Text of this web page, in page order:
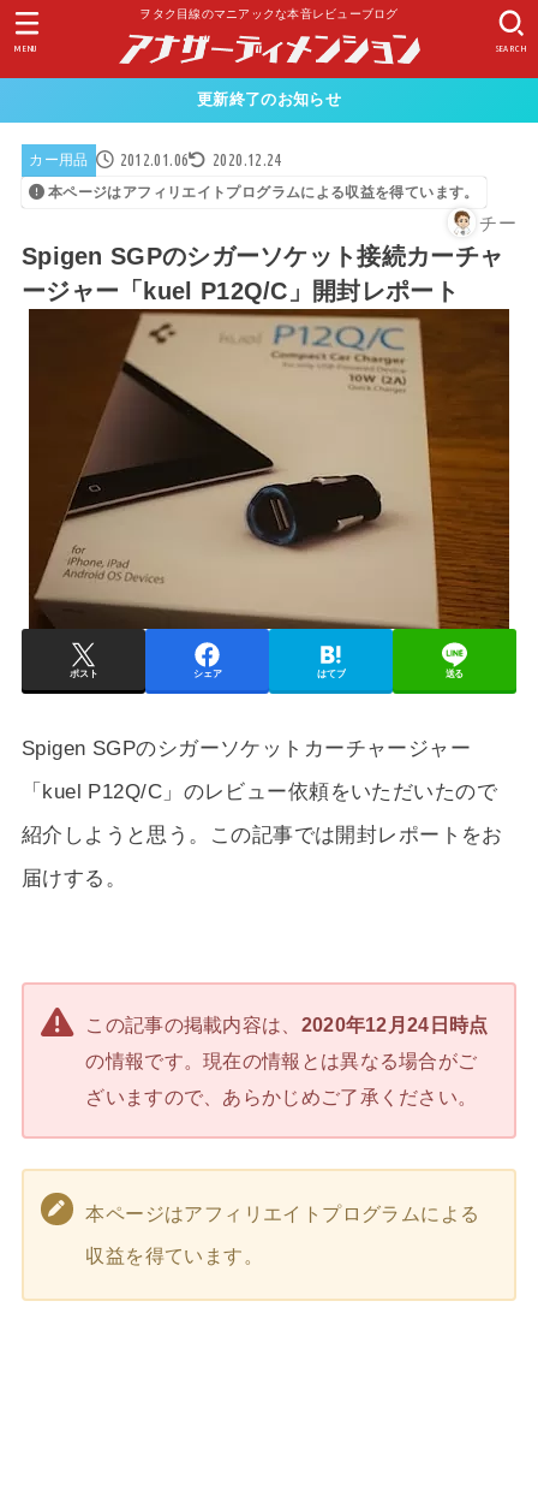
ヲタク目線のマニアックな本音レビューブログ
SEARCH
MENU
更新終了のお知らせ
カー用品 2012.01.06 2020.12.24
本ページはアフィリエイトプログラムによる収益を得ています。
チー
Spigen SGPのシガーソケット接続カーチャ
ージャー「kuel P12Q/C」開封レポート
ポスト シェア はてブ 送る
Spigen SGPのシガーソケットカーチャージャー
「kuel P12Q/C」のレビュー依頼をいただいたので
紹介しようと思う。この記事では開封レポートをお
届けする。
この記事の掲載内容は、 2020年12月24日時点
の情報です。現在の情報とは異なる場合がご
ざいますので、あらかじめご了承ください。
本ページはアフィリエイトプログラムによる
収益を得ています。